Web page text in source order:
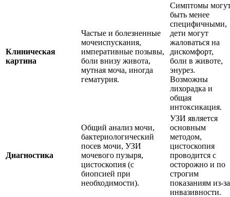
Клиническая
картина
Частые и болезненные
мочеиспускания,
императивные позывы,
боли внизу живота,
мутная моча, иногда
гематурия.
Симптомы
быть менее
специфичными,
дети могут
жаловаться на
дискомфорт,
боли в животе,
энурез.
Возможны
лихорадка и
общая
интоксикация.
Диагностика
Общий анализ мочи,
бактериологический
посев мочи, УЗИ
мочевого пузыря,
цистоскопия (с
биопсией при
необходимости).
УЗИ является
основным
методом,
цистоскопия
проводится с
осторожно и по
строгим
показаниям из-за
инвазивности.